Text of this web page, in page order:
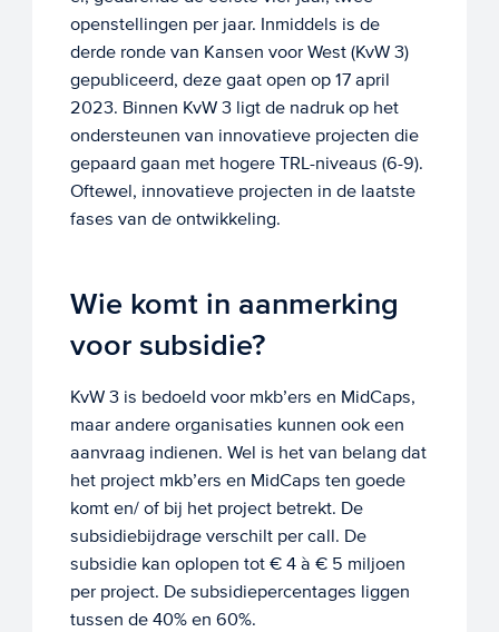
openstellingen per jaar. Inmiddels is de
derde ronde van Kansen voor West (KvW 3)
gepubliceerd, deze gaat open op 17 april
2023. Binnen KvW 3 ligt de nadruk op het
ondersteunen van innovatieve projecten die
gepaard gaan met hogere TRL-niveaus (6-9).
Oftewel, innovatieve projecten in de laatste
fases van de ontwikkeling.
Wie komt in aanmerking
voor subsidie?
KvW 3 is bedoeld voor mkb’ers en MidCaps,
maar andere organisaties kunnen ook een
aanvraag indienen. Wel is het van belang dat
het project mkb’ers en MidCaps ten goede
komt en/ of bij het project betrekt. De
subsidiebijdrage verschilt per call. De
subsidie kan oplopen tot € 4 à € 5 miljoen
per project. De subsidiepercentages liggen
tussen de 40% en 60%.